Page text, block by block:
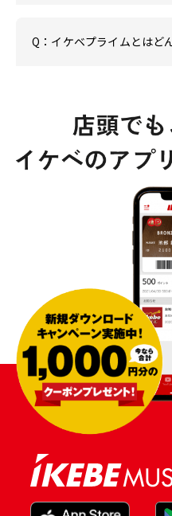
Q：イケベプライムとはど